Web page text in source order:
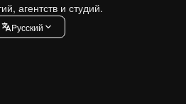
агентств и студий.
Pусский